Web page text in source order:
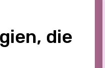
die